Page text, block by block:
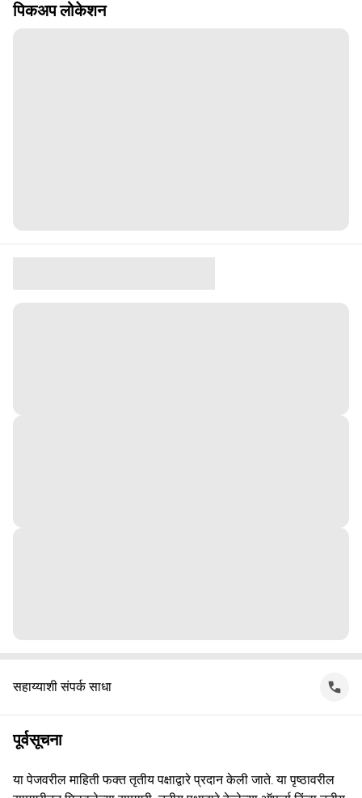
पिकअप लोकेशन
सहाय्याशी संपर्क साधा
पूर्वसूचना
या पेजवरील माहिती फक्त तृतीय पक्षाद्वारे प्रदान केली जाते. या पृष्ठावरील